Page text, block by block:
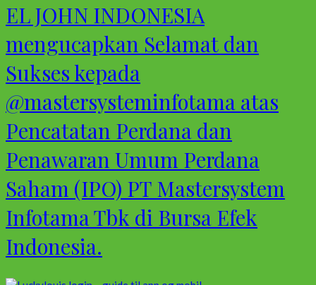
EL JOHN INDONESIA
mengucapkan Selamat dan
Sukses kepada
@mastersysteminfotama atas
Pencatatan Perdana dan
Penawaran Umum Perdana
Saham (IPO) PT Mastersystem
Infotama Tbk di Bursa Efek
Indonesia.